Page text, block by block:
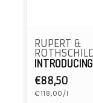
RUPERT &
Normaler
Preis
€88,50
Grundpreis
€118,00/l